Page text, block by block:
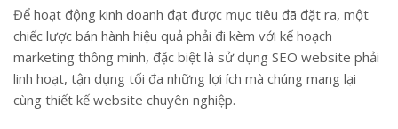
Để hoạt động kinh doanh đạt được mục tiêu đã đặt ra, một
chiếc lược bán hành hiệu quả phải đi kèm với kế hoạch
marketing thông minh, đặc biệt là sử dụng SEO website phải
linh hoạt, tận dụng tối đa những lợi ích mà chúng mang lại
cùng thiết kế website chuyên nghiệp.